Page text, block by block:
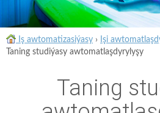
Iş awtomatizasiýasy › Işi
Taning studiýasy awtomatlaşdyrylyşy
Taning